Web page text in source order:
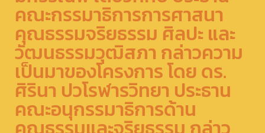
คณะกรรมาธิการการศาสนา
คุณธรรมจริยธรรม ศิลปะ และ
วัฒนธรรมวุฒิสภา กล่าวความ
เป็นมาของโครงการ โดย ดร.
ศิรินา ปวโรฬารวิทยา ประธาน
คณะอนุกรรมาธิการด้าน